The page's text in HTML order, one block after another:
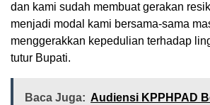
dan kami sudah membuat gerakan
menjadi modal kami bersama-sama
menggerakkan kepedulian terhadap
tutur Bupati.
Baca Juga: Audiensi KPPHPAD